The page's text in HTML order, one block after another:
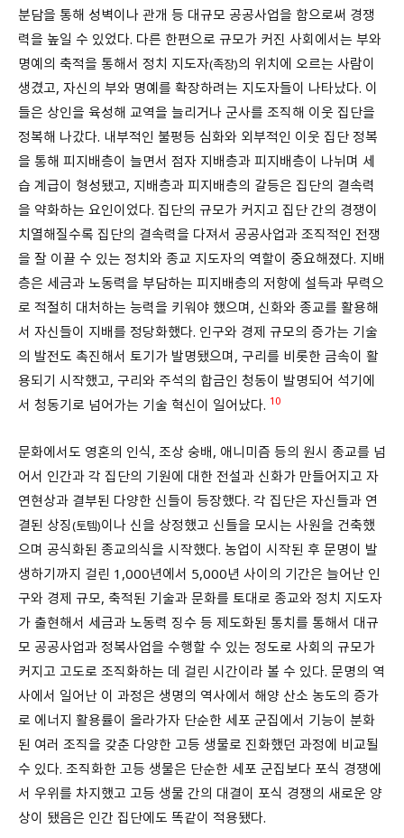
분담을 통해 성벽이나 관개 등 대규모 공공사업을 함으로써 경쟁
력을 높일 수 있었다. 다른 한편으로 규모가 커진 사회에서는 부와
명예의 축적을 통해서 정치 지도자(족장)의 위치에 오르는 사람이
생겼고, 자신의 부와 명예를 확장하려는 지도자들이 나타났다. 이
들은 상인을 육성해 교역을 늘리거나 군사를 조직해 이웃 집단을
정복해 나갔다. 내부적인 불평등 심화와 외부적인 이웃 집단 정복
을 통해 피지배층이 늘면서 점자 지배층과 피지배층이 나뉘며 세
습 계급이 형성됐고, 지배층과 피지배층의 갈등은 집단의 결속력
을 약화하는 요인이었다. 집단의 규모가 커지고 집단 간의 경쟁이
치열해질수록 집단의 결속력을 다져서 공공사업과 조직적인 전쟁
을 잘 이끌 수 있는 정치와 종교 지도자의 역할이 중요해졌다. 지배
층은 세금과 노동력을 부담하는 피지배층의 저항에 설득과 무력으
로 적절히 대처하는 능력을 키워야 했으며, 신화와 종교를 활용해
서 자신들이 지배를 정당화했다. 인구와 경제 규모의 증가는 기술
의 발전도 촉진해서 토기가 발명됐으며, 구리를 비롯한 금속이 활
용되기 시작했고, 구리와 주석의 합금인 청동이 발명되어 석기에
서 청동기로 넘어가는 기술 혁신이 일어났다. 10
문화에서도 영혼의 인식, 조상 숭배, 애니미즘 등의 원시 종교를 넘
어서 인간과 각 집단의 기원에 대한 전설과 신화가 만들어지고 자
연현상과 결부된 다양한 신들이 등장했다. 각 집단은 자신들과 연
결된 상징(토템)이나 신을 상정했고 신들을 모시는 사원을 건축했
으며 공식화된 종교의식을 시작했다. 농업이 시작된 후 문명이 발
생하기까지 걸린 1,000년에서 5,000년 사이의 기간은 늘어난 인
구와 경제 규모, 축적된 기술과 문화를 토대로 종교와 정치 지도자
가 출현해서 세금과 노동력 징수 등 제도화된 통치를 통해서 대규
모 공공사업과 정복사업을 수행할 수 있는 정도로 사회의 규모가
커지고 고도로 조직화하는 데 걸린 시간이라 볼 수 있다. 문명의 역
사에서 일어난 이 과정은 생명의 역사에서 해양 산소 농도의 증가
로 에너지 활용률이 올라가자 단순한 세포 군집에서 기능이 분화
된 여러 조직을 갖춘 다양한 고등 생물로 진화했던 과정에 비교될
수 있다. 조직화한 고등 생물은 단순한 세포 군집보다 포식 경쟁에
서 우위를 차지했고 고등 생물 간의 대결이 포식 경쟁의 새로운 양
상이 됐음은 인간 집단에도 똑같이 적용됐다.